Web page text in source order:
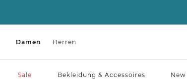
Damen Herren
Sale Bekleidung & Accessoires New